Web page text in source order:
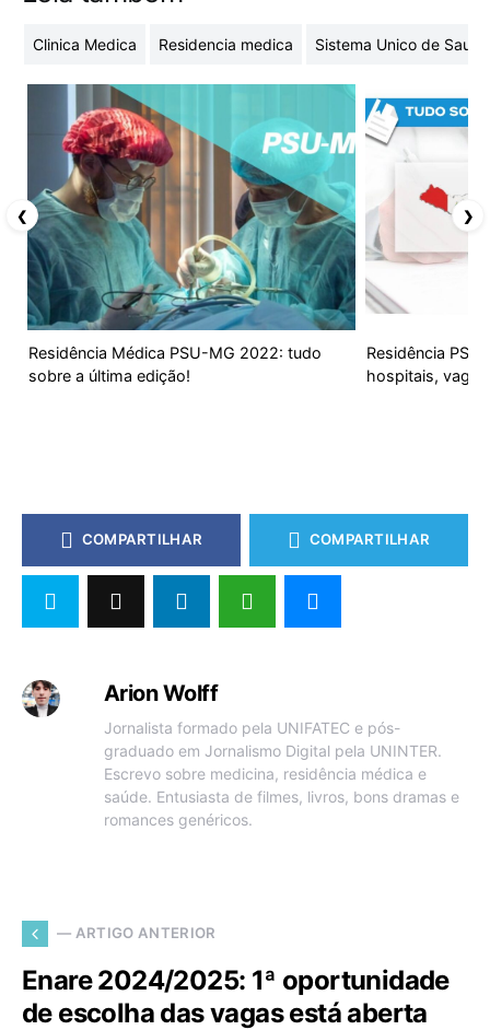
Clinica Medica Residencia medica Sistema Unico de
Residência Médica PSU-MG 2022: tudo
sobre a última edição!
Residência
hospitais,
❮ ❯
COMPARTILHAR COMPARTILHAR
Arion Wolff
Jornalista formado pela UNIFATEC e pós-
graduado em Jornalismo Digital pela UNINTER.
Escrevo sobre medicina, residência médica e
saúde. Entusiasta de filmes, livros, bons dramas e
romances genéricos.
— ARTIGO ANTERIOR
Enare 2024/2025: 1ª oportunidade
de escolha das vagas está aberta